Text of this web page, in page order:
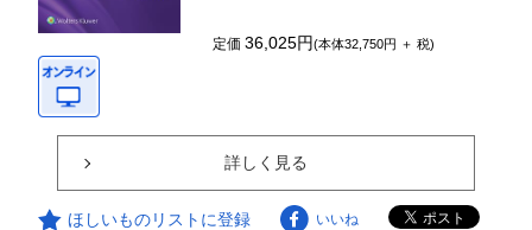
定価36,025円(本体32,750円 ＋ 税)
詳しく見る
ほしいものリストに登録 いいね